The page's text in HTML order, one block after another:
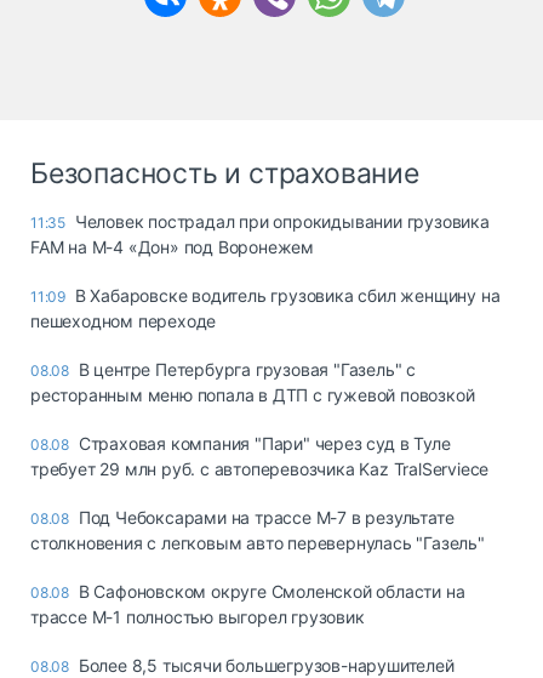
Безопасность и страхование
11:35 Человек пострадал при опрокидывании грузовика
FAM на М-4 «Дон» под Воронежем
11:09 В Хабаровске водитель грузовика сбил женщину на
пешеходном переходе
08.08 В центре Петербурга грузовая "Газель" с
ресторанным меню попала в ДТП с гужевой повозкой
08.08 Страховая компания "Пари" через суд в Туле
требует 29 млн руб. с автоперевозчика Kaz TralServiece
08.08 Под Чебоксарами на трассе М-7 в результате
столкновения с легковым авто перевернулась "Газель"
08.08 В Сафоновском округе Смоленской области на
трассе М-1 полностью выгорел грузовик
08.08 Более 8,5 тысячи большегрузов-нарушителей